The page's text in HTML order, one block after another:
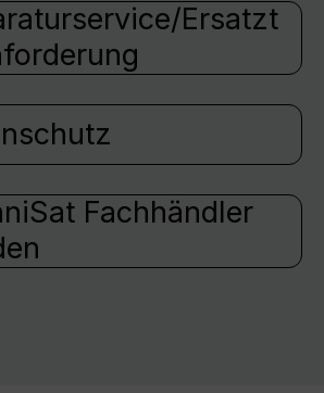
Ersatzt
Fachhändler